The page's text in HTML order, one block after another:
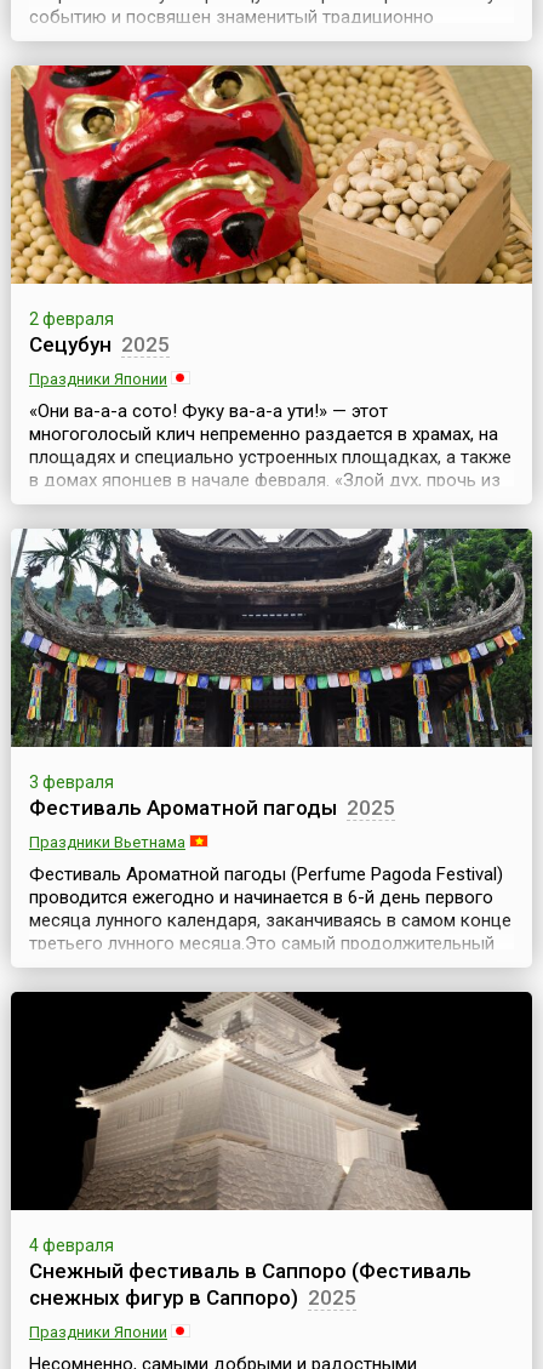
событию и посвящен знаменитый традиционно
шотландский праздник Апхеллио (англ. Up Helly Аa),
проводимый в главном городе Шетландских островов
Леруике (англ. Lerwick).Апхеллио отмечается ежегодно в
последний вторник января и считается самым большим
...
2 февраля
Сецубун 2025
Праздники Японии
«Они ва-а-а сото! Фуку ва-а-а ути!» — этот
многоголосый клич непременно раздается в храмах, на
площадях и специально устроенных площадках, а также
в домах японцев в начале февраля. «Злой дух, прочь из
дома! Счастье, приходи в дом!» — означают эти слова,
сопровождающиеся разбрасыванием сухих соевых
бобов. Бобы летят горстями, иногда попадая в
разбрасывающих по соседству, в терпеливых зрителей,
дома...
3 февраля
Фестиваль Ароматной пагоды 2025
Праздники Вьетнама
Фестиваль Ароматной пагоды (Perfume Pagoda Festival)
проводится ежегодно и начинается в 6-й день первого
месяца лунного календаря, заканчиваясь в самом конце
третьего лунного месяца.Это самый продолжительный
праздник во Вьетнаме; он продлится более двух
месяцев. Центральным событием праздника является
молитва, произнесенная в древней священной пещере
Хуонг Тич в 15-й день первого месяца лунног...
4 февраля
Снежный фестиваль в Саппоро (Фестиваль
снежных фигур в Саппоро) 2025
Праздники Японии
Несомненно, самыми добрыми и радостными